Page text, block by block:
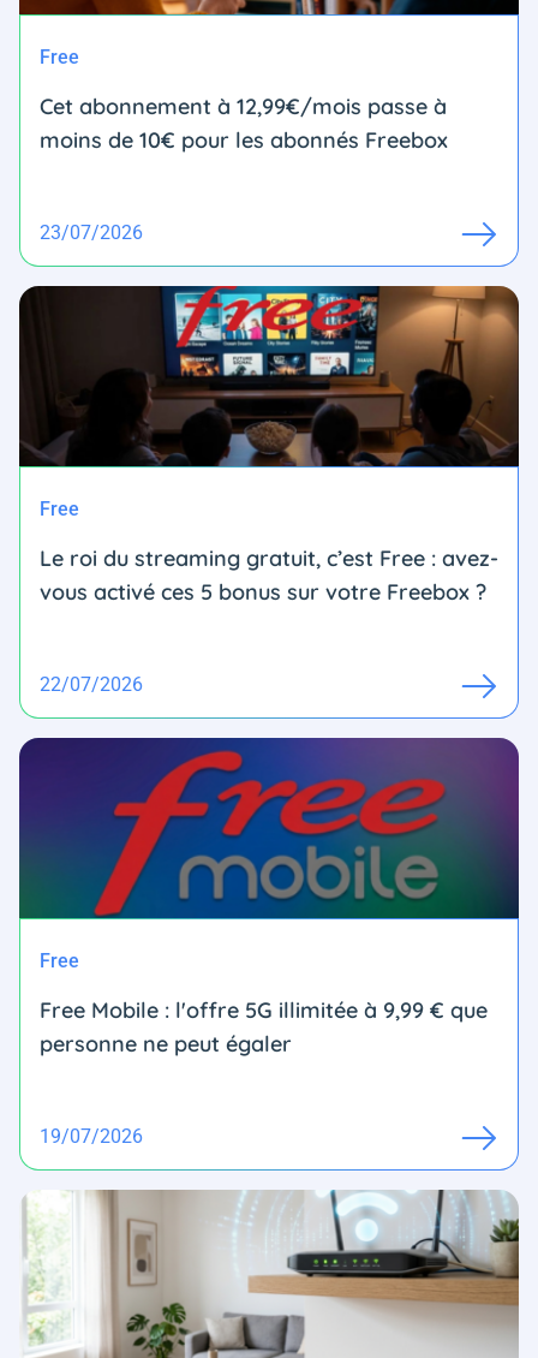
Free
Cet abonnement à 12,99€/mois passe à
moins de 10€ pour les abonnés Freebox
23/07/2026
Free
Le roi du streaming gratuit, c’est Free : avez-
vous activé ces 5 bonus sur votre Freebox ?
22/07/2026
Free
Free Mobile : l'offre 5G illimitée à 9,99 € que
personne ne peut égaler
19/07/2026